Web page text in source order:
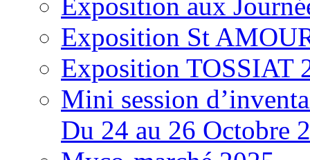
Exposition St
Exposition TOSSIAT
Mini session
Du 24 au 26 Octobre